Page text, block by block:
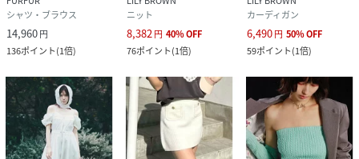
シャツ・ブラウス
14,960円
136ポイント(1倍)
ニット
8,382円 40%OFF
76ポイント(1倍)
カーディガン
6,490円 50%OFF
59ポイント(1倍)